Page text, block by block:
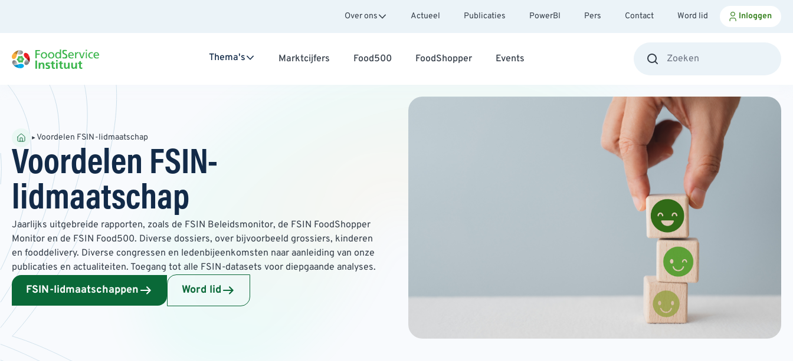
Over ons Actueel Publicaties PowerBI Pers Contact Word lid Inloggen
Thema's Marktcijfers Food500 FoodShopper Events
Voordelen FSIN-lidmaatschap
Voordelen FSIN-
lidmaatschap
Jaarlijks uitgebreide rapporten, zoals de FSIN Beleidsmonitor, de FSIN FoodShopper
Monitor en de FSIN Food500. Diverse dossiers, over bijvoorbeeld grossiers, kinderen
en fooddelivery. Diverse congressen en ledenbijeenkomsten naar aanleiding van onze
publicaties en actualiteiten. Toegang tot alle FSIN-datasets voor diepgaande analyses.
FSIN-lidmaatschappen Word lid